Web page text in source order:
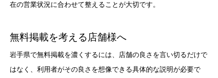
在の営業状況に合わせて整えることが大切です。
無料掲載を考える店舗様へ
岩手県で無料掲載を濃くするには、店舗の良さを言い切るだけで
はなく、利用者がその良さを想像できる具体的な説明が必要で